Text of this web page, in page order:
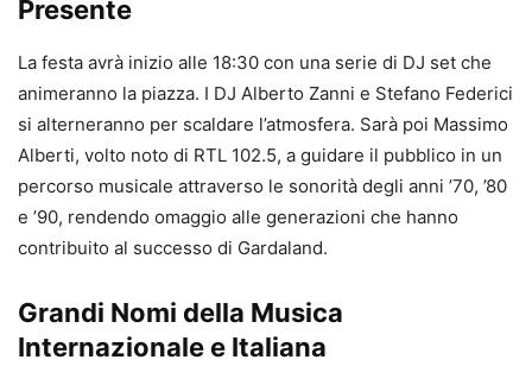
Presente
La festa avrà inizio alle 18:30 con una serie di DJ set che
animeranno la piazza. I DJ Alberto Zanni e Stefano Federici
si alterneranno per scaldare l’atmosfera. Sarà poi Massimo
Alberti, volto noto di RTL 102.5, a guidare il pubblico in un
percorso musicale attraverso le sonorità degli anni ’70, ’80
e ’90, rendendo omaggio alle generazioni che hanno
contribuito al successo di Gardaland.
Grandi Nomi della Musica
Internazionale e Italiana